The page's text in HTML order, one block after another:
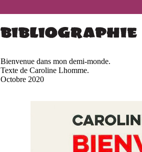
Bienvenue dans mon demi-monde.
Texte de Caroline Lhomme.
Octobre 2020